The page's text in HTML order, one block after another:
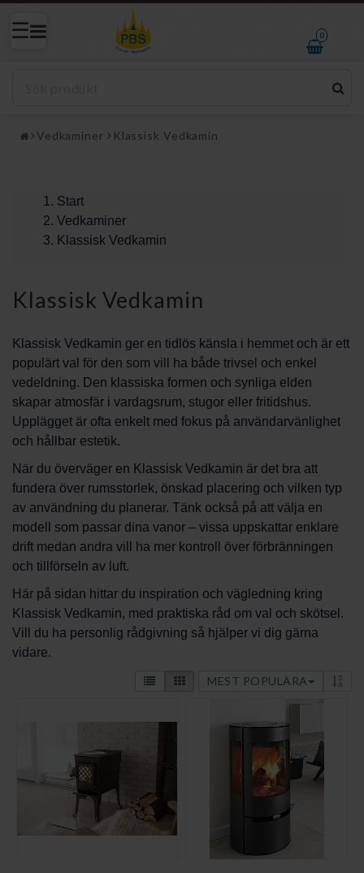
0
Vedkaminer Klassisk Vedkamin
Start
Vedkaminer
Klassisk Vedkamin
Klassisk Vedkamin
Klassisk Vedkamin ger en tidlös känsla i hemmet och är ett
populärt val för den som vill ha både trivsel och enkel
vedeldning. Den klassiska formen och synliga elden
skapar atmosfär i vardagsrum, stugor eller fritidshus.
Upplägget är ofta enkelt med fokus på användarvänlighet
och hållbar estetik.
När du överväger en Klassisk Vedkamin är det bra att
fundera över rumsstorlek, önskad placering och vilken typ
av användning du planerar. Tänk också på att välja en
modell som passar dina vanor – vissa uppskattar enklare
drift medan andra vill ha mer kontroll över förbränningen
och tillförseln av luft.
Här på sidan hittar du inspiration och vägledning kring
Klassisk Vedkamin, med praktiska råd om val och skötsel.
Vill du ha personlig rådgivning så hjälper vi dig gärna
vidare.
MEST POPULÄRA